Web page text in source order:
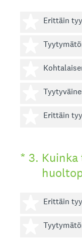
Erittäin
1
2
3
4
Erittäin
5
* 3.
Erittäin
1
2